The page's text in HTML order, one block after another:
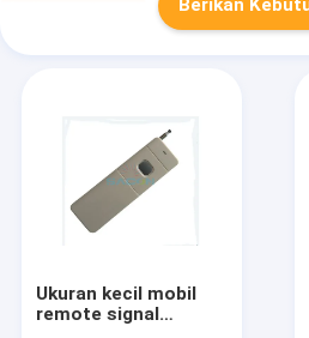
Berikan
Ukuran kecil mobil
remote signal